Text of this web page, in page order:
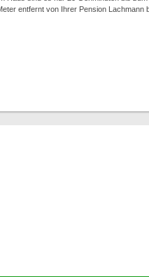
entfernt von Ihrer Pension Lachmann